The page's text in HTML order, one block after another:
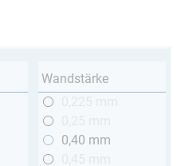
Wandstärke
0,40 mm